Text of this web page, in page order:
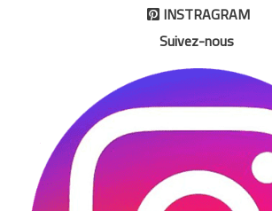
 INSTRAGRAM
Suivez-nous